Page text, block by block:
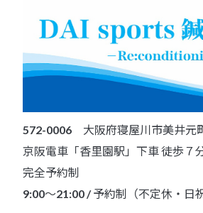
572-0006 大阪府寝屋川市美井元
京阪電車「香里園駅」下車 徒歩７
完全予約制
9:00～21:00 / 予約制（不定休・日